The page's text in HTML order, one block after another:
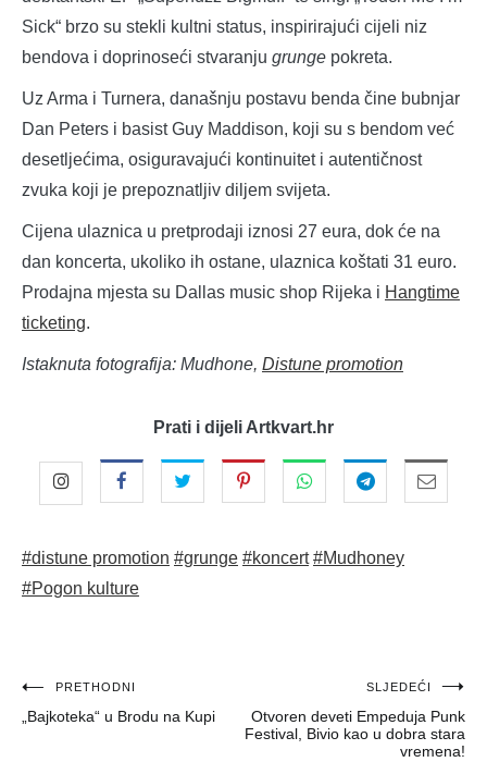
Sick“ brzo su stekli kultni status, inspirirajući cijeli niz
bendova i doprinoseći stvaranju grunge pokreta.
Uz Arma i Turnera, današnju postavu benda čine bubnjar
Dan Peters i basist Guy Maddison, koji su s bendom već
desetljećima, osiguravajući kontinuitet i autentičnost
zvuka koji je prepoznatljiv diljem svijeta.
Cijena ulaznica u pretprodaji iznosi 27 eura, dok će na
dan koncerta, ukoliko ih ostane, ulaznica koštati 31 euro.
Prodajna mjesta su Dallas music shop Rijeka i Hangtime
ticketing.
Istaknuta fotografija: Mudhone, Distune promotion
Prati i dijeli Artkvart.hr
#distune promotion #grunge #koncert #Mudhoney
#Pogon kulture
Navigacija
objava
PRETHODNI
„Bajkoteka“ u Brodu na Kupi
SLJEDEĆI
Otvoren deveti Empeduja Punk
Festival, Bivio kao u dobra stara
vremena!